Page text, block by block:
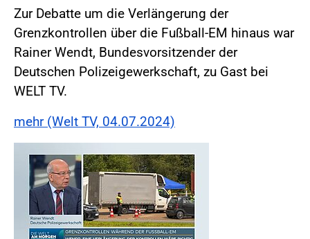
Zur Debatte um die Verlängerung der
Grenzkontrollen über die Fußball-EM hinaus war
Rainer Wendt, Bundesvorsitzender der
Deutschen Polizeigewerkschaft, zu Gast bei
WELT TV.
mehr (Welt TV, 04.07.2024)